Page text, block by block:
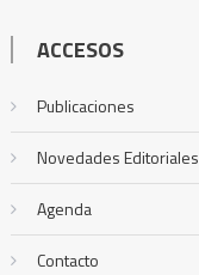
ACCESOS
Publicaciones
Novedades Editoriales
Agenda
Contacto